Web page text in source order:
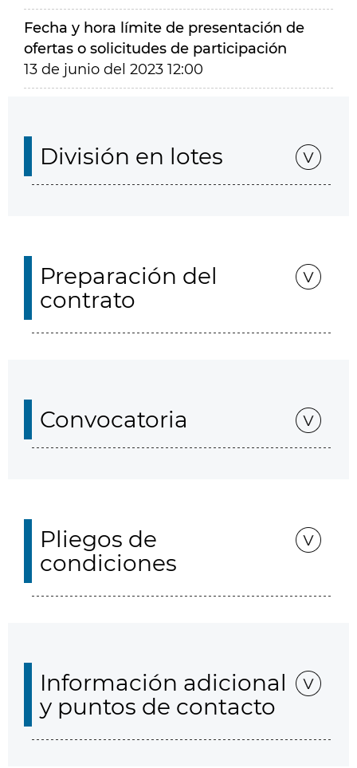
Fecha y hora límite de presentación de
ofertas o solicitudes de participación
13 de junio del 2023 12:00
División en lotes
Preparación del
contrato
Convocatoria
Pliegos de
condiciones
Información adicional
y puntos de contacto